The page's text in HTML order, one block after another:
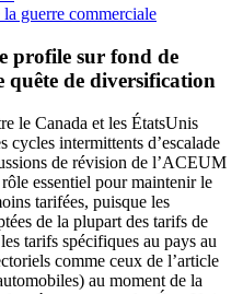
guerre commerciale
profile sur fond de
quête de diversification
le Canada et les ÉtatsUnis
cycles intermittents d’escalade
de révision de l’ACEUM
essentiel pour maintenir le
tarifées, puisque les
de la plupart des tarifs de
tarifs spécifiques au pays au
comme ceux de l’article
au moment de la